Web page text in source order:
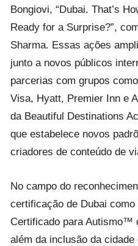
Bongiovi, “Dubai. That’s
Ready for a Surprise?”,
Sharma. Essas ações
junto a novos públicos
parcerias com grupos
Visa, Hyatt, Premier Inn e
da Beautiful Destinations
que estabelece novos
criadores de conteúdo de
No campo do
certificação de Dubai
Certificado para Autismo™
além da inclusão da